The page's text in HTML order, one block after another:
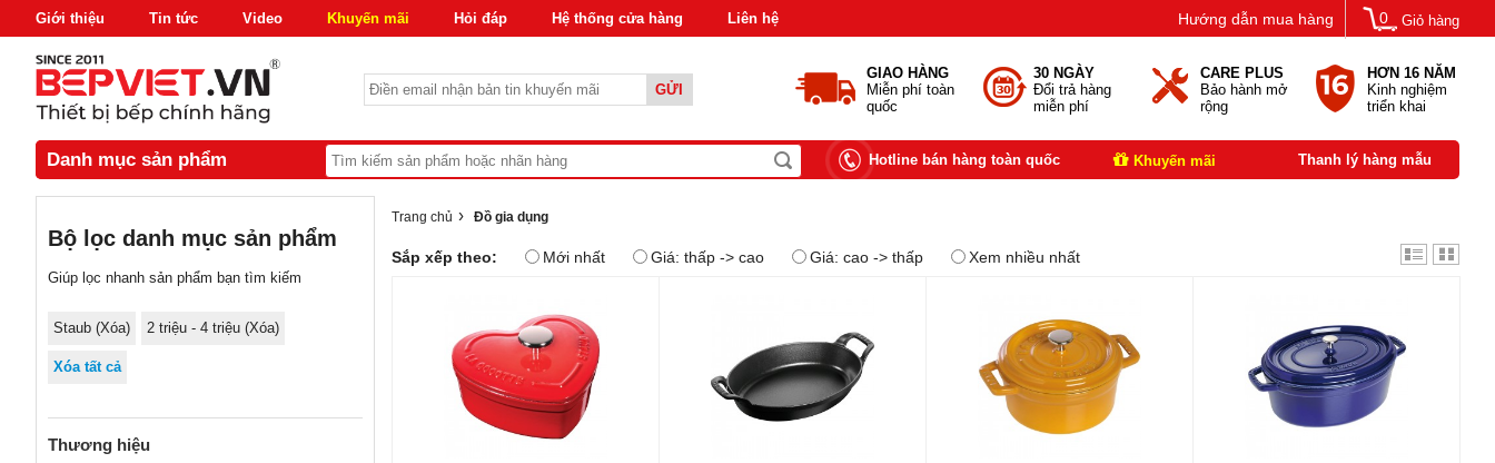
Giới thiệu Tin tức Video Khuyến mãi Hỏi đáp Hệ thống cửa hàng Liên hệ Giỏ hàng
0
Hướng dẫn mua hàng
GỬI
GIAO HÀNG
Miễn phí toàn
quốc
30 NGÀY
Đổi trả hàng
miễn phí
CARE PLUS
Bảo hành mở
rộng
HƠN 16 NĂM
Kinh nghiệm
triển khai
Danh mục sản phẩm Hotline bán hàng toàn quốc Khuyến mãi Thanh lý hàng mẫu
Trang chủ › Đồ gia dụng
Sắp xếp theo: Mới nhất Giá: thấp -> cao Giá: cao -> thấp Xem nhiều nhất
Bộ lọc danh mục sản phẩm
Giúp lọc nhanh sản phẩm bạn tìm kiếm
Staub (Xóa) 2 triệu - 4 triệu (Xóa)
Xóa tất cả
Thương hiệu